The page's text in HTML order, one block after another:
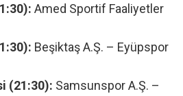
Amed Sportif Faaliyetler
(21:30): Samsunspor A.Ş. –